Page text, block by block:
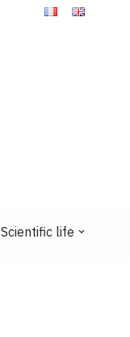
Scientific life